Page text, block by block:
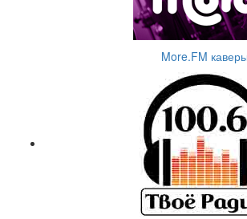
More.FM каверы